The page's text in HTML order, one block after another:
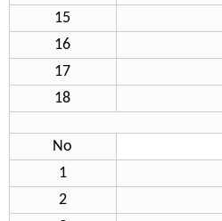
15
16
17
18
No
1
2